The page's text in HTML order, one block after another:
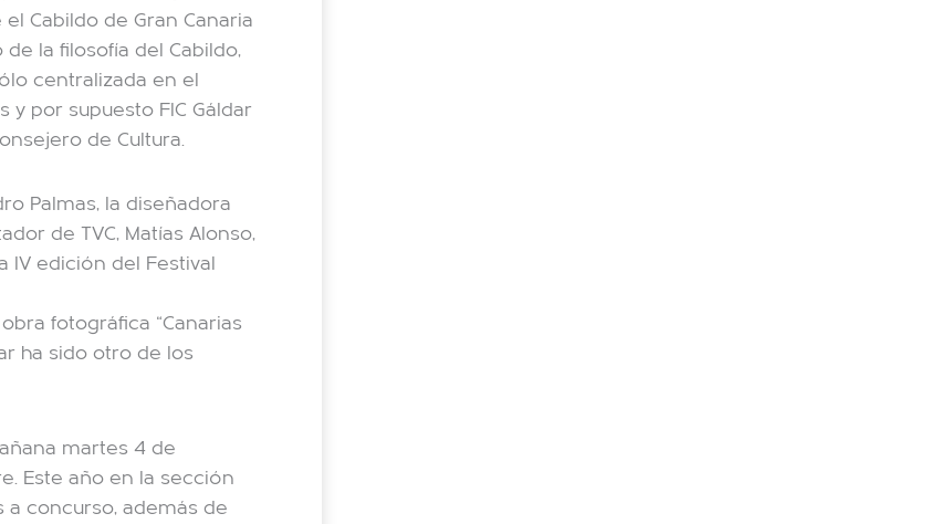
Cabildo de Gran Canaria
la filosofía del Cabildo,
centralizada en el
y por supuesto FIC Gáldar
de Cultura.
Palmas, la diseñadora
de TVC, Matías Alonso,
IV edición del Festival
fotográfica “Canarias
ha sido otro de los
martes 4 de
Este año en la sección
concurso, además de